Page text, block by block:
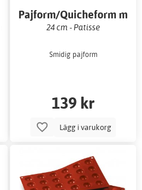
Pajform/Quicheform m
löstagbar botten
24 cm - Patisse
Smidig pajform
139 kr
Lägg i varukorg